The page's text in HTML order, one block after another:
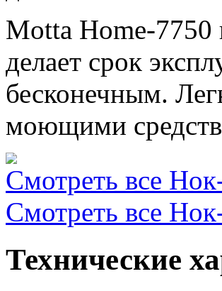
Motta Home-7750
делает срок
бесконечным.
моющими
Смотреть все
Смотреть все
Технические